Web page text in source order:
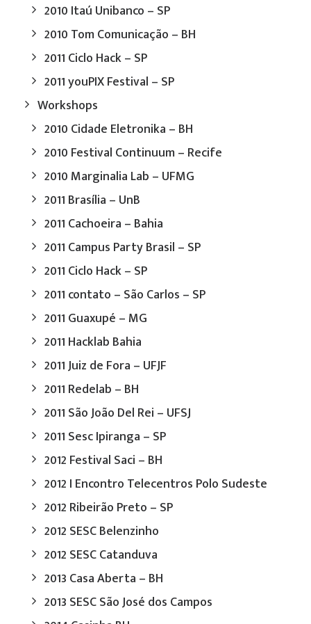
2010 Itaú Unibanco – SP
2010 Tom Comunicação – BH
2011 Ciclo Hack – SP
2011 youPIX Festival – SP
Workshops
2010 Cidade Eletronika – BH
2010 Festival Continuum – Recife
2010 Marginalia Lab – UFMG
2011 Brasília – UnB
2011 Cachoeira – Bahia
2011 Campus Party Brasil – SP
2011 Ciclo Hack – SP
2011 contato – São Carlos – SP
2011 Guaxupé – MG
2011 Hacklab Bahia
2011 Juiz de Fora – UFJF
2011 Redelab – BH
2011 São João Del Rei – UFSJ
2011 Sesc Ipiranga – SP
2012 Festival Saci – BH
2012 I Encontro Telecentros Polo Sudeste
2012 Ribeirão Preto – SP
2012 SESC Belenzinho
2012 SESC Catanduva
2013 Casa Aberta – BH
2013 SESC São José dos Campos